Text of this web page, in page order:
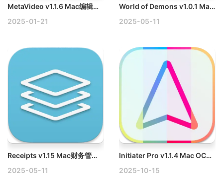
MetaVideo v1.1.6 Mac编辑视频元数据破解版
2025-01-21
World of Demons v1.0.1 Mac百鬼魔道
2025-05-11
Receipts v1.15 Mac财务管理软件破解版
2025-05-11
Initiater Pro v1.1.4 Mac OCR图片文字识别提取工具
2025-10-15